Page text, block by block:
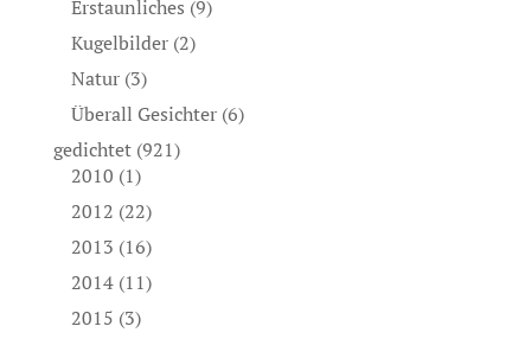
Erstaunliches (9)
Kugelbilder(2)
Natur(3)
Überall Gesichter(6)
gedichtet(921)
2010 (1)
2012 (22)
2013 (16)
2014(11)
2015 (3)